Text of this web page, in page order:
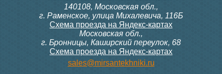
Конвектор ITT.080.200.1000
с решеткой GRILL.SGW-20-
Конвектор ITT.080.200.900 с
решеткой GRILL.SGA-20-
9 700 5 150
140108, Московская обл.,
г. Раменское, улица Михалевича, 116Б
Схема проезда на Яндекс-картах
Московская обл.,
г. Бронницы, Каширский переулок, 68
Схема проезда на Яндекс-картах
sales@mirsantekhniki.ru